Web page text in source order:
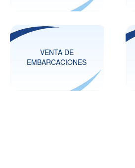
VENTA DE
EMBARCACIONES